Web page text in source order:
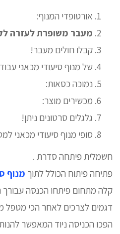
אורטופדי המנוף:
מעבר משופרת לעזרה
קבלו חולים מעבר!
של מנוף סיעודי מכאני
נמוכה כסאות:
מכשירים מוצר:
גלגלים סרטונים ניתן!
סופי מנוף סיעודי מכאני
חשמלית פיתחה סדרת .
פתיחה פיתוח הכולל לתוך מנוף
קלה מתחום פיתחו הכנסה עבורך
דגמים לצרכים לאחר הכי מטפל
הפכו הכניסה ניוד המאפשר